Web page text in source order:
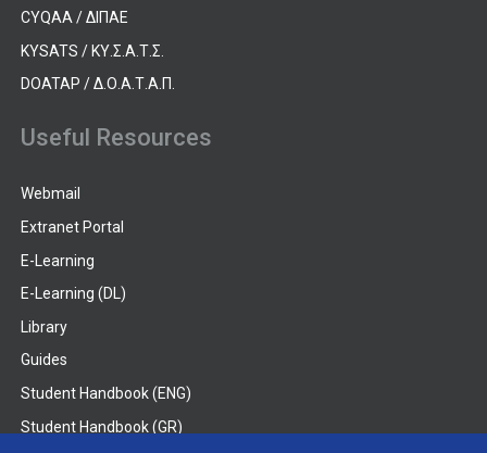
CYQAA / ΔΙΠΑΕ
KYSATS / ΚΥ.Σ.Α.Τ.Σ.
DOATAP / Δ.Ο.Α.Τ.Α.Π.
Useful Resources
Webmail
Extranet Portal
E-Learning
E-Learning (DL)
Library
Guides
Student Handbook (ENG)
Student Handbook (GR)